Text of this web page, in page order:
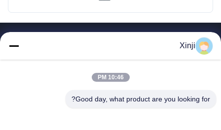
صفحه اصلی
محصولات
در مورد ما
تور کارخانه
Xinji
10:46 PM
Good day, what product are you looking for?